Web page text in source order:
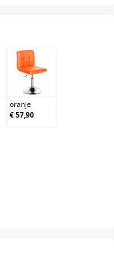
oranje
oranje
€ 57,90